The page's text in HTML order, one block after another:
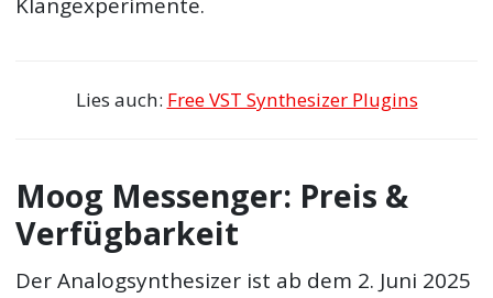
Lies auch: Free VST Synthesizer Plugins
Moog Messenger: Preis &
Verfügbarkeit
Der Analogsynthesizer ist ab dem 2. Juni 2025